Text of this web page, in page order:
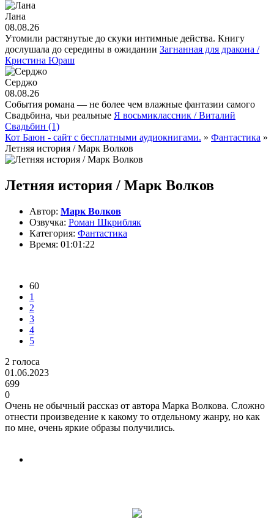
Лана
08.08.26
Утомили растянутые до скуки интимные действа. Книгу
дослушала до середины в ожидании Загнанная для дракона /
Кристина Юраш
Серджо
08.08.26
События романа — не более чем влажные фантазии самого
Свадьбина, чьи реальные Я восьмиклассник / Виталий
Свадьбин (1)
Кот Баюн - сайт с бесплатными аудиокнигами. » Фантастика »
Летняя история / Марк Волков
Летняя история / Марк Волков
Автор: Марк Волков
Озвучка: Роман Шкрибляк
Категория: Фантастика
Время: 01:01:22
60
1
2
3
4
5
2 голоса
01.06.2023
699
0
Очень не обычный рассказ от автора Марка Волкова. Сложно
отнести произведение к какому то отдельному жанру, но как
по мне, очень яркие образы получились.